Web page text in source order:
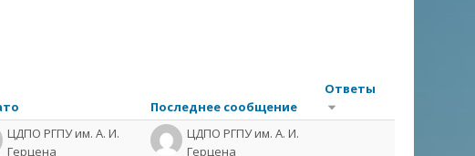
Последнее сообщение
Ответы
ЦДПО РГПУ им. А. И.
Герцена
ЦДПО РГПУ им. А. И.
Герцена